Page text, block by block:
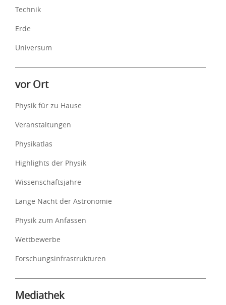
Technik
Erde
Universum
vor Ort
Physik für zu Hause
Veranstaltungen
Physikatlas
Highlights der Physik
Wissenschaftsjahre
Lange Nacht der Astronomie
Physik zum Anfassen
Wettbewerbe
Forschungsinfrastrukturen
Mediathek